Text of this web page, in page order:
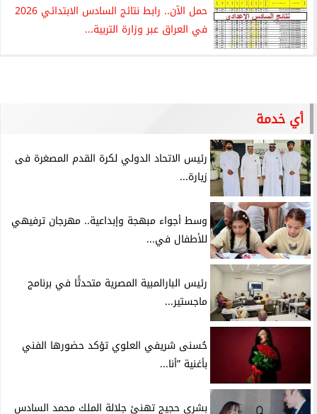
حمل الآن.. رابط نتائج السادس الابتدائي 2026
في العراق عبر وزارة التربية...
أي خدمة
رئيس الاتحاد الدولي لكرة القدم المصغرة فى
زيارة...
وسط أجواء مبهجة وإبداعية.. مهرجان ترفيهي
للأطفال في...
رئيس البارالمبية المصرية متحدثًا في برنامج
ماجستير...
حُسنى شريفي العلوي تؤكد حضورها الفني
بأغنية ”أنا...
بشرى حجيج تهنئ جلالة الملك محمد السادس